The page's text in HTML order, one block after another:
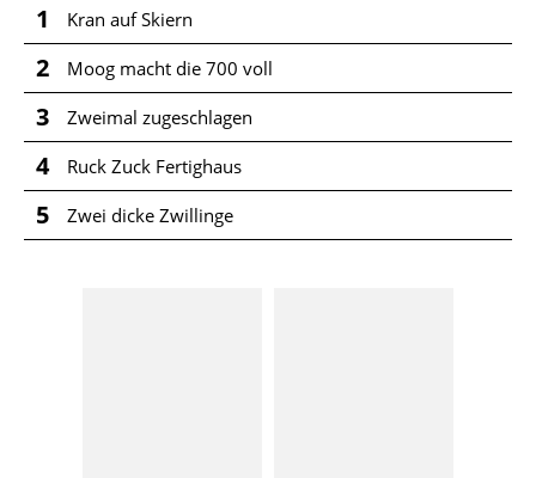
1 Kran auf Skiern
2 Moog macht die 700 voll
3 Zweimal zugeschlagen
4 Ruck Zuck Fertighaus
5 Zwei dicke Zwillinge